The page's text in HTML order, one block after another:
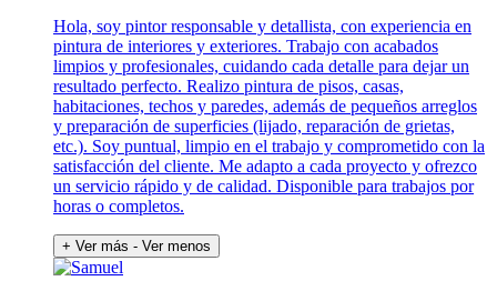
Hola, soy pintor responsable y detallista, con experiencia en
pintura de interiores y exteriores. Trabajo con acabados
limpios y profesionales, cuidando cada detalle para dejar un
resultado perfecto. Realizo pintura de pisos, casas,
habitaciones, techos y paredes, además de pequeños arreglos
y preparación de superficies (lijado, reparación de grietas,
etc.). Soy puntual, limpio en el trabajo y comprometido con la
satisfacción del cliente. Me adapto a cada proyecto y ofrezco
un servicio rápido y de calidad. Disponible para trabajos por
horas o completos.
+ Ver más - Ver menos